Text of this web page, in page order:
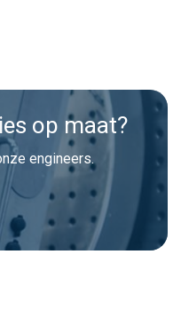
op maat?
engineers.